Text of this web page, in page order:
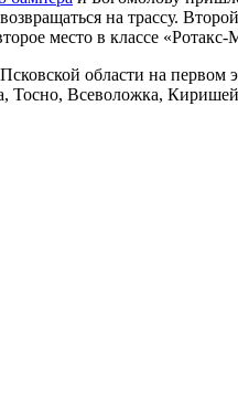
на трассу.
место в классе «Ротакс-
области на первом
Всеволожка,